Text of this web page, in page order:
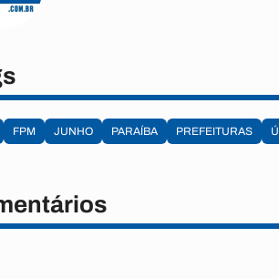
FPM JUNHO PARAÍBA PREFEITURAS